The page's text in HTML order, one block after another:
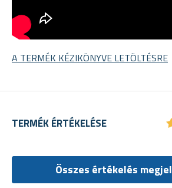
A TERMÉK KÉZIKÖNYVE LETÖLTÉSRE
TERMÉK ÉRTÉKELÉSE
Összes értékelés